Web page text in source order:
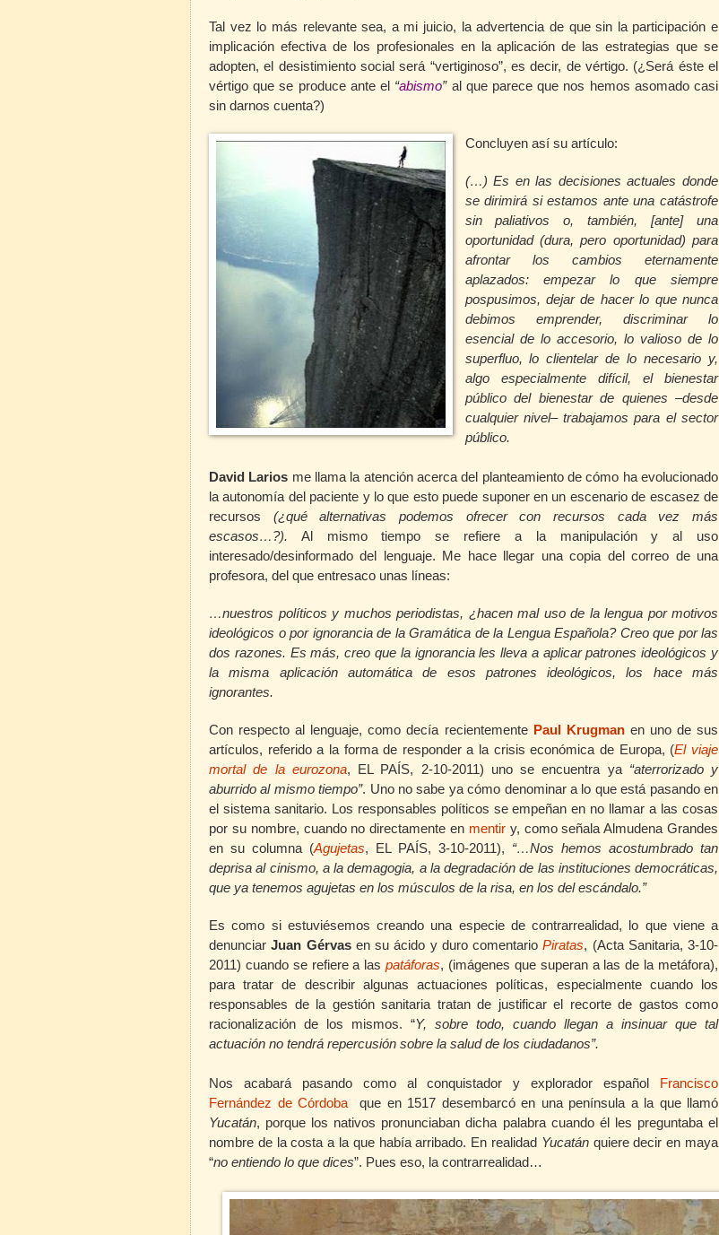
Tal vez lo más relevante sea, a mi juicio, la advertencia de que sin la participación e
implicación efectiva de los profesionales en la aplicación de las estrategias que se
adopten, el desistimiento social será “vertiginoso”, es decir, de vértigo. (¿Será éste el
vértigo que se produce ante el “abismo”al que parece que nos hemos asomado casi
sin darnos cuenta?)
Concluyen así su artículo:
(…) Es en las decisiones actuales donde
se dirimirá si estamos ante una catástrofe
sin paliativos o, también, [ante] una
oportunidad (dura, pero oportunidad) para
afrontar los cambios eternamente
aplazados: empezar lo que siempre
pospusimos, dejar de hacer lo que nunca
debimos emprender, discriminar lo
esencial de lo accesorio, lo valioso de lo
superfluo, lo clientelar de lo necesario y,
algo especialmente difícil, el bienestar
público del bienestar de quienes –desde
cualquier nivel– trabajamos para el sector
público.
David Larios me llama la atención acerca del planteamiento de cómo ha evolucionado
la autonomía del paciente y lo que esto puede suponer en un escenario de escasez de
recursos (¿qué alternativas podemos ofrecer con recursos cada vez más
escasos…?). Al mismo tiempo se refiere a la manipulación y al uso
interesado/desinformado del lenguaje. Me hace llegar una copia del correo de una
profesora, del que entresaco unas líneas:
…nuestros políticos y muchos periodistas, ¿hacen mal uso de la lengua por motivos
ideológicos o por ignorancia de la Gramática de la Lengua Española? Creo que por las
dos razones. Es más, creo que la ignorancia les lleva a aplicar patrones ideológicos y
la misma aplicación automática de esos patrones ideológicos, los hace más
ignorantes.
Con respecto al lenguaje, como decía recientemente Paul Krugmanen uno de sus
artículos, referido a la forma de responder a la crisis económica de Europa, (El viaje
mortal de la eurozona, EL PAÍS, 2-10-2011) uno se encuentra ya “aterrorizado y
aburrido al mismo tiempo”. Uno no sabe ya cómo denominar a lo que está pasando en
el sistema sanitario. Los responsables políticos se empeñan en no llamar a las cosas
por su nombre, cuando no directamente en mentir y, como señala Almudena Grandes
en su columna (Agujetas, EL PAÍS, 3-10-2011), “…Nos hemos acostumbrado tan
deprisa al cinismo, a la demagogia, a la degradación de las instituciones democráticas,
que ya tenemos agujetas en los músculos de la risa, en los del escándalo.”
Es como si estuviésemos creando una especie de contrarrealidad, lo que viene a
denunciarJuan Gérvasen su ácido y duro comentarioPiratas, (Acta Sanitaria, 3-10-
2011) cuando se refiere a laspatáforas, (imágenes que superan a las de la metáfora),
para tratar de describir algunas actuaciones políticas, especialmente cuando los
responsables de la gestión sanitaria tratan de justificar el recorte de gastos como
racionalización de los mismos. “Y, sobre todo, cuando llegan a insinuar que tal
actuación no tendrá repercusión sobre la salud de los ciudadanos”.
Nos acabará pasando como al conquistador y explorador español
Francisco
Fernández de Córdoba que en 1517 desembarcó en una península a la que llamó
Yucatán, porque los nativos pronunciaban dicha palabra cuando él les preguntaba el
nombre de la costa a la que había arribado. En realidad Yucatánquiere decir en maya
“no entiendo lo que dices”. Pues eso, la contrarrealidad…